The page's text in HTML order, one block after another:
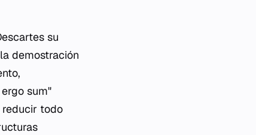
su
demostración
sum"
reducir todo